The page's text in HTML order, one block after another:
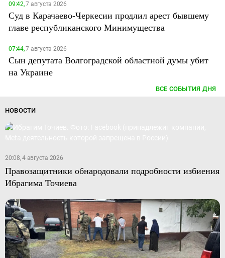
09:42,7 августа 2026
Суд в Карачаево-Черкесии продлил арест бывшему
главе республиканского Минимущества
07:44,7 августа 2026
Сын депутата Волгоградской областной думы убит
на Украине
ВСЕ СОБЫТИЯ ДНЯ
НОВОСТИ
20:08, 4 августа 2026
Правозащитники обнародовали подробности избиения
Ибрагима Точиева